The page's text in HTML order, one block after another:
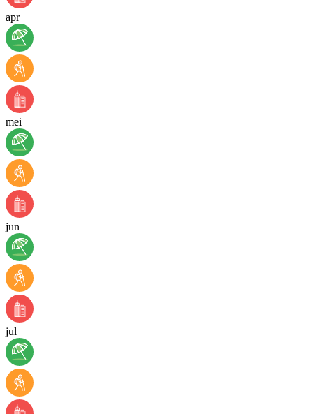
apr
mei
jun
jul